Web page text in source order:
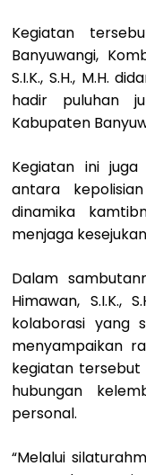
Kegiatan
Banyuwangi,
S.I.K., S.H., M.H.
hadir puluhan
Kabupaten
Kegiatan ini
antara
dinamika
menjaga
Dalam
Himawan, S.I.K.,
kolaborasi yang
menyampaikan
kegiatan
hubungan
personal.
“Melalui